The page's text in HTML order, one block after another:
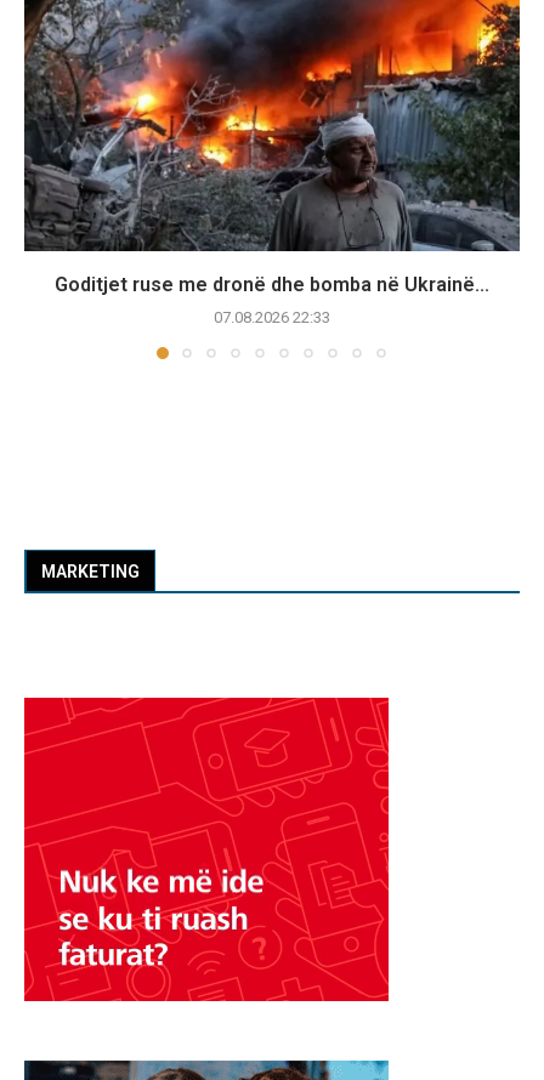
Goditjet ruse me dronë dhe bomba në Ukrainë...
07.08.2026 22:33
MARKETING